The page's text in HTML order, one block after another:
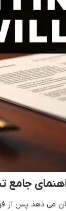
جامع
دهد پس از